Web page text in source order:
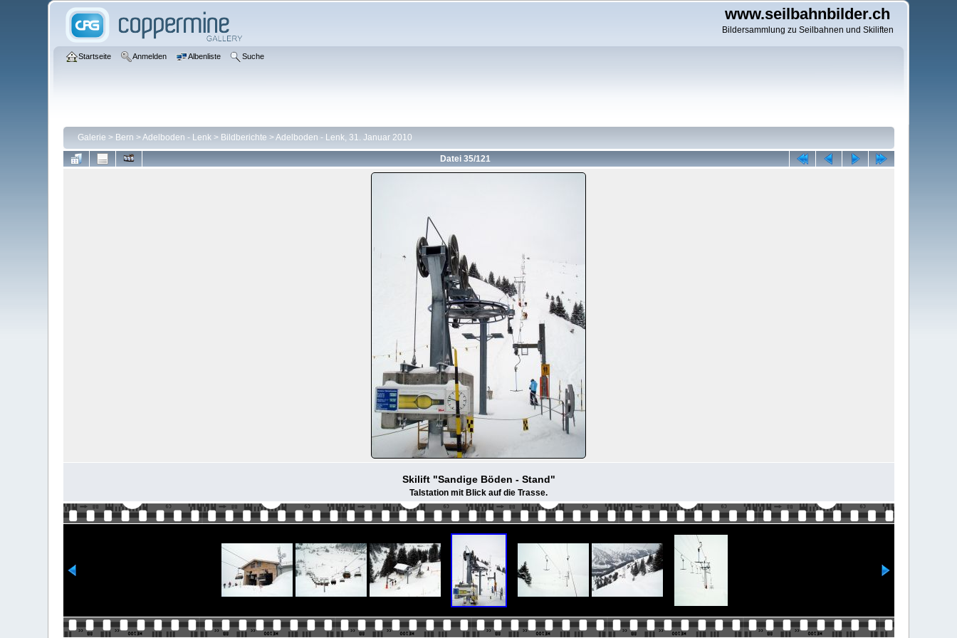
www.seilbahnbilder.ch
Bildersammlung zu Seilbahnen und Skiliften
Startseite Anmelden Albenliste Suche
Galerie > Bern >Adelboden - Lenk> Bildberichte >Adelboden - Lenk, 31. Januar 2010
Datei 35/121
Skilift "Sandige Böden - Stand"
Talstation mit Blick auf die Trasse.